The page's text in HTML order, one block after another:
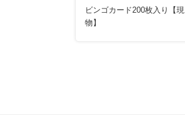
ビンゴカード200枚入り【現
物】